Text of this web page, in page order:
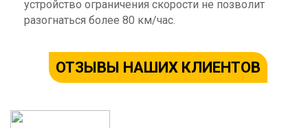
устройство ограничения скорости не позволит
разогнаться более 80 км/час.
ОТЗЫВЫ НАШИХ КЛИЕНТОВ